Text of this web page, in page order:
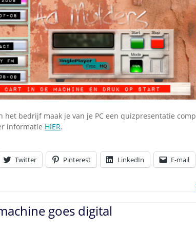
Omroepbanden
Stoomfluit Klaas
Vaak
Uitvinding
jinglecassette
het bedrijf maak je van je PC een quizpresentatie
informatie HIER.
Twitter Pinterest LinkedIn E-mail
goes digital